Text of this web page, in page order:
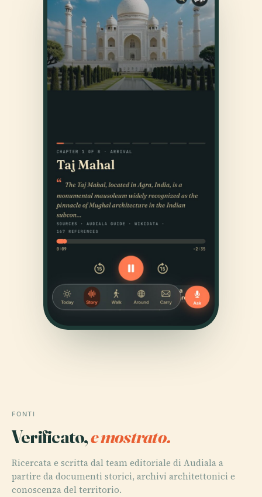
FONTI
Verificato,e mostrato.
Ricercata e scritta dal team editoriale di Audiala a
partire da documenti storici, archivi architettonici e
conoscenza del territorio.